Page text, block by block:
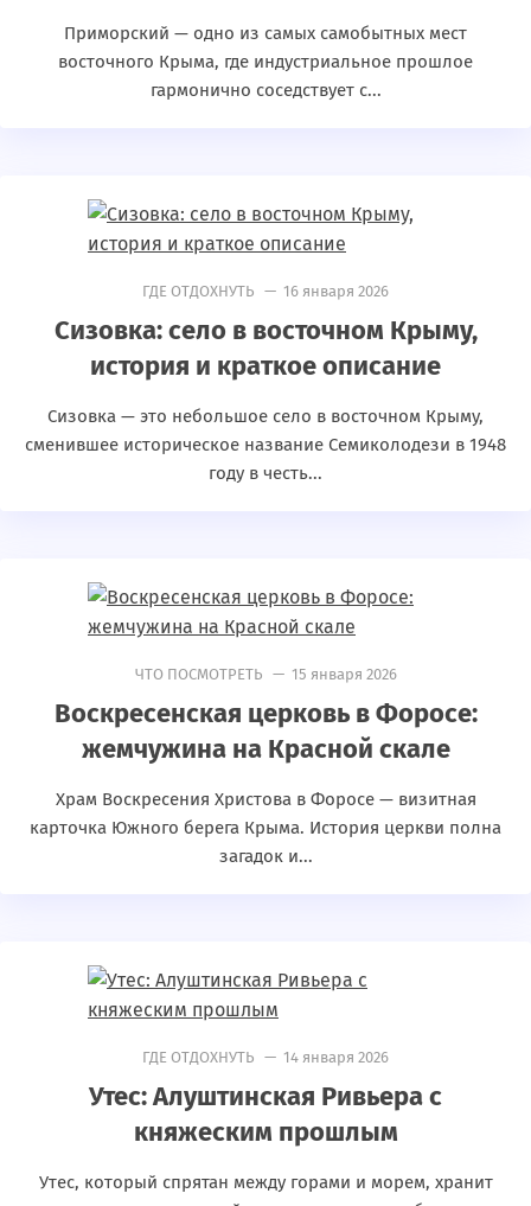
Приморский — одно из самых самобытных мест
восточного Крыма, где индустриальное прошлое
гармонично соседствует с...
ГДЕ ОТДОХНУТЬ — 16 января 2026
Сизовка: село в восточном Крыму,
история и краткое описание
Сизовка — это небольшое село в восточном Крыму,
сменившее историческое название Семиколодези в 1948
году в честь...
ЧТО ПОСМОТРЕТЬ— 15 января 2026
Воскресенская церковь в Форосе:
жемчужина на Красной скале
Храм Воскресения Христова в Форосе — визитная
карточка Южного берега Крыма. История церкви полна
загадок и...
ГДЕ ОТДОХНУТЬ — 14 января 2026
Утес: Алуштинская Ривьера с
княжеским прошлым
Утес, который спрятан между горами и морем, хранит